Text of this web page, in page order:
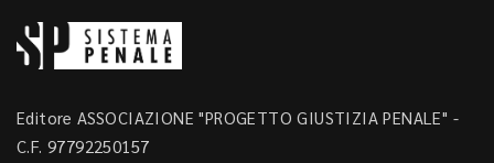
Editore ASSOCIAZIONE "PROGETTO GIUSTIZIA PENALE" -
C.F. 97792250157